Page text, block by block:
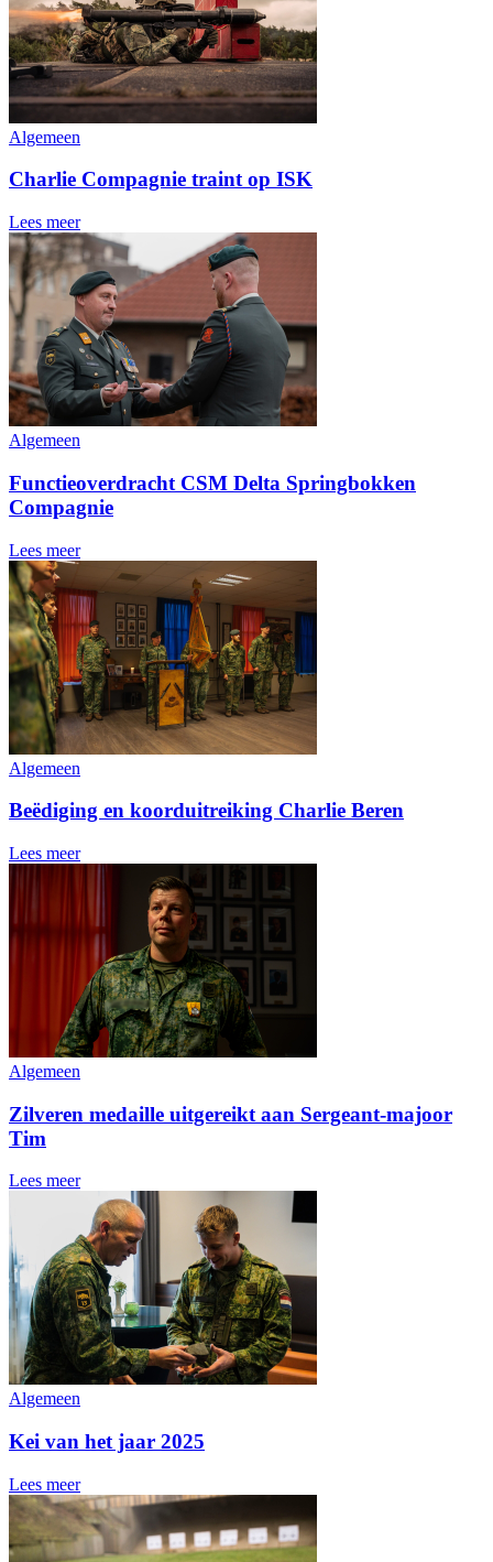
Algemeen
Charlie Compagnie traint op ISK
Lees meer
Algemeen
Functieoverdracht CSM Delta Springbokken
Compagnie
Lees meer
Algemeen
Beëdiging en koorduitreiking Charlie Beren
Lees meer
Algemeen
Zilveren medaille uitgereikt aan Sergeant-majoor
Tim
Lees meer
Algemeen
Kei van het jaar 2025
Lees meer